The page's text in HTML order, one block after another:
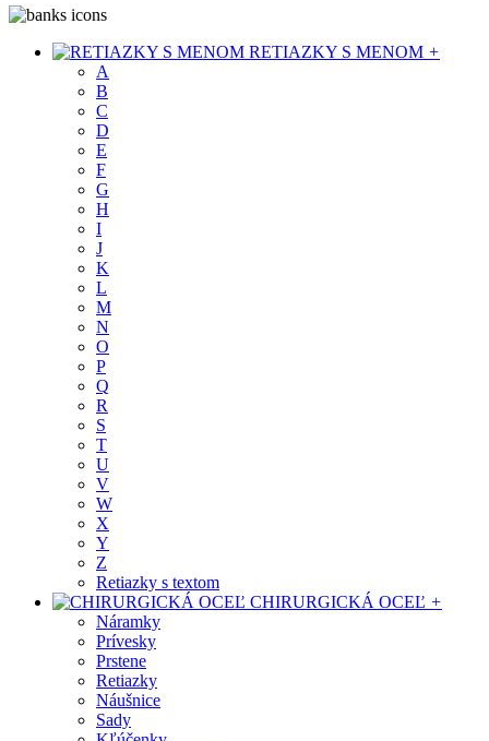
RETIAZKY S MENOM +
A
B
C
D
E
F
G
H
I
J
K
L
M
N
O
P
Q
R
S
T
U
V
W
X
Y
Z
Retiazky s textom
CHIRURGICKÁ OCEĽ +
Náramky
Prívesky
Prstene
Retiazky
Náušnice
Sady